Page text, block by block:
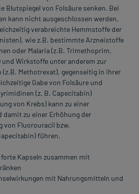
Blutspiegel von Folsäure senken. Bei
kann nicht ausgeschlossen werden,
verabreichte Hemmstoffe der
wie z.B. bestimmte Arzneistoffe
oder Malaria (z.B. Trimethoprim,
Wirkstoffe unter anderem zur
(z.B. Methotrexat), gegenseitig in ihrer
Gabe von Folsäure und
(z. B. Capecitabin)
von Krebs) kann zu einer
zu einer Erhöhung der
von Fluorouracil bzw.
führen.
Kapseln zusammen mit
mit Nahrungsmitteln und